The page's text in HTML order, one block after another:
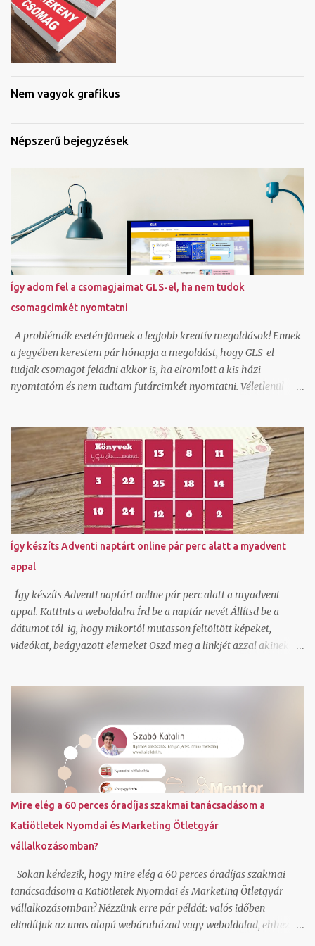
Nem vagyok grafikus
Népszerű bejegyzések
Így adom fel a csomagjaimat GLS-el, ha nem tudok
csomagcimkét nyomtatni
A problémák esetén jönnek a legjobb kreatív megoldások! Ennek
a jegyében kerestem pár hónapja a megoldást, hogy GLS-el
tudjak csomagot feladni akkor is, ha elromlott a kis házi
nyomtatóm és nem tudtam futárcimkét nyomtatni. Véletlenül
Természetesen beregisztráltam és örömmel láttam, hogy itt ha
generálok egy csomagfeladást nem kell cimkét nyomtatnom,
mert a futár magával hozza az elkészített cimkét. Ez tetszett!
Természetesen van egy mygls felületem is, ahol szerződött
partnerként tudok csomagokat feladni és itt vannak feláras
lehetőségek is hogy A-ból B-be felvegyék a csomagot és
átszállítsák és ehhez ők viszik a cimkét, de egy átmeneti
nyomtató hiba miatt nem akartam felárral szállíttatni. Tudom,
hogy van olyan lehetőség is normál szerződött áron, hogy a
cimkét legenerálom, és pdf-ben átküldöm arra a címre, ahonnan
kérem elhozatni hozzám a csoma...
Így készíts Adventi naptárt online pár perc alatt a myadvent
appal
Így készíts Adventi naptárt online pár perc alatt a myadvent
appal. Kattints a weboldalra Írd be a naptár nevét Állítsd be a
dátumot tól-ig, hogy mikortól mutasson feltöltött képeket,
videókat, beágyazott elemeket Oszd meg a linkjét azzal akinek a
referenciáim közül, ami a közreműködésemmel valósult meg.
Továbbiakat a referencia oldalamon láthatsz. Fordulj hozzám
bizalommal, ha kérdésed van. Foglalj hozzám egy ingyenes rövid
konzultációs időpontot IDE kattintva . Szabó Katalin ( Katiötletek
)
Mire elég a 60 perces óradíjas szakmai tanácsadásom a
Katiötletek Nyomdai és Marketing Ötletgyár
vállalkozásomban?
Sokan kérdezik, hogy mire elég a 60 perces óradíjas szakmai
tanácsadásom a Katiötletek Nyomdai és Marketing Ötletgyár
vállalkozásomban? Nézzünk erre pár példát: valós időben
elindítjuk az unas alapú webáruházad vagy weboldalad, ehhez jó